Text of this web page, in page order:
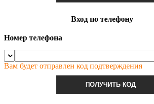
Вход по телефону
Номер телефона
Вам будет отправлен код подтверждения
ПОЛУЧИТЬ КОД